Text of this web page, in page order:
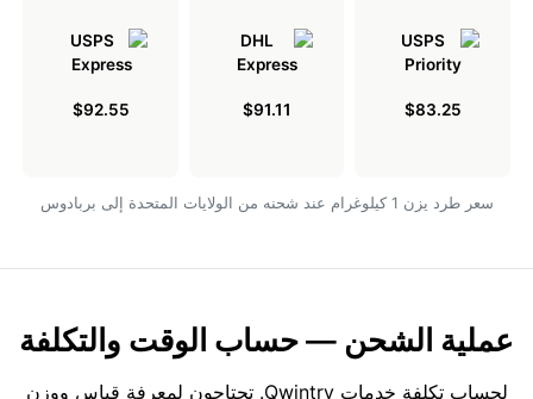
$83.25
$91.11
$92.55
سعر طرد يزن 1 كيلوغرام عند شحنه من الولايات المتحدة إلى بربادوس
عملية الشحن — حساب الوقت والتكلفة
لحساب تكلفة خدمات Qwintry. تحتاجون لمعرفة قياس ووزن